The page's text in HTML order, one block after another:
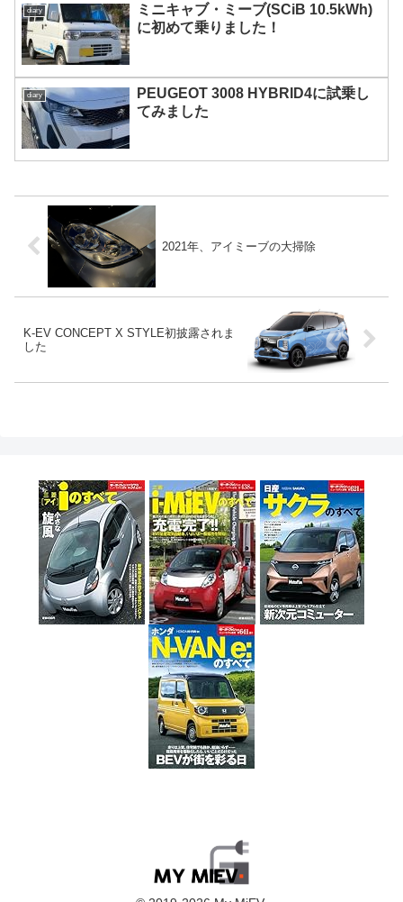
diary
ミニキャブ・ミーブ(SCiB 10.5kWh)
に初めて乗りました！
diary
PEUGEOT 3008 HYBRID4に試乗し
てみました
2021年、アイミーブの大掃除
K-EV CONCEPT X STYLE初披露されま
した